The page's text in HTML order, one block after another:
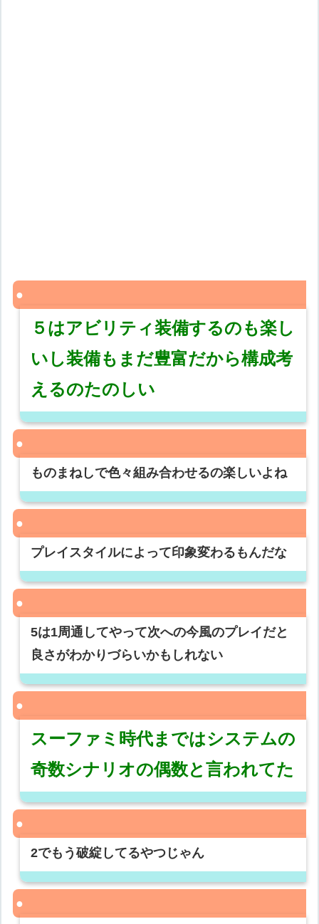
５はアビリティ装備するのも楽し
いし装備もまだ豊富だから構成考
えるのたのしい
ものまねしで色々組み合わせるの楽しいよね
プレイスタイルによって印象変わるもんだな
5は1周通してやって次への今風のプレイだと
良さがわかりづらいかもしれない
スーファミ時代まではシステムの
奇数シナリオの偶数と言われてた
2でもう破綻してるやつじゃん